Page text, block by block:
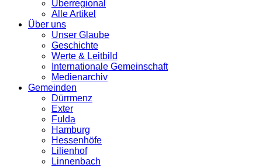
Überregional
Alle Artikel
Über uns
Unser Glaube
Geschichte
Werte & Leitbild
Internationale Gemeinschaft
Medienarchiv
Gemeinden
Dürrmenz
Exter
Fulda
Hamburg
Hessenhöfe
Lilienhof
Linnenbach